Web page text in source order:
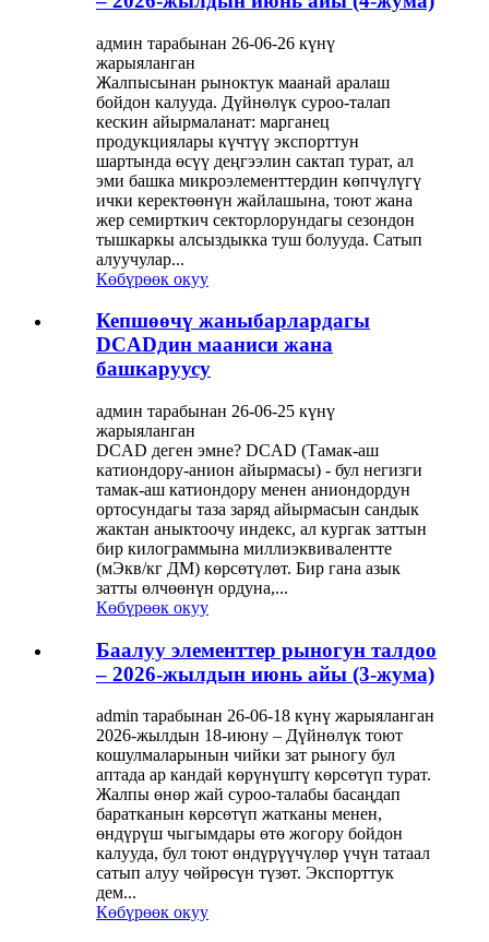
админ тарабынан 26-06-26 күнү
жарыяланган
Жалпысынан рыноктук маанай аралаш
бойдон калууда. Дүйнөлүк суроо-талап
кескин айырмаланат: марганец
продукциялары күчтүү экспорттун
шартында өсүү деңгээлин сактап турат, ал
эми башка микроэлементтердин көпчүлүгү
ички керектөөнүн жайлашына, тоют жана
жер семирткич секторлорундагы сезондон
тышкаркы алсыздыкка туш болууда. Сатып
алуучулар...
Көбүрөөк окуу
Кепшөөчү жаныбарлардагы
DCADдин мааниси жана
башкаруусу
админ тарабынан 26-06-25 күнү
жарыяланган
DCAD деген эмне? DCAD (Тамак-аш
катиондору-анион айырмасы) - бул негизги
тамак-аш катиондору менен аниондордун
ортосундагы таза заряд айырмасын сандык
жактан аныктоочу индекс, ал кургак заттын
бир килограммына миллиэквивалентте
(мЭкв/кг ДМ) көрсөтүлөт. Бир гана азык
затты өлчөөнүн ордуна,...
Көбүрөөк окуу
Баалуу элементтер рыногун талдоо
– 2026-жылдын июнь айы (3-жума)
admin тарабынан 26-06-18 күнү жарыяланган
2026-жылдын 18-июну – Дүйнөлүк тоют
кошулмаларынын чийки зат рыногу бул
аптада ар кандай көрүнүштү көрсөтүп турат.
Жалпы өнөр жай суроо-талабы басаңдап
баратканын көрсөтүп жатканы менен,
өндүрүш чыгымдары өтө жогору бойдон
калууда, бул тоют өндүрүүчүлөр үчүн татаал
сатып алуу чөйрөсүн түзөт. Экспорттук
дем...
Көбүрөөк окуу